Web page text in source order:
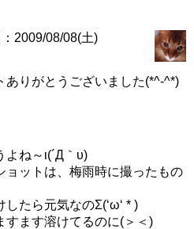
2009/08/08(土)
ありがとうございました(*^-^*)
ね～ι(´Д｀υ)
ョットは、梅雨時に撮ったもの
たら元気なのΣ(‘ω‘ * )
すます溶けてるのに(＞＜)